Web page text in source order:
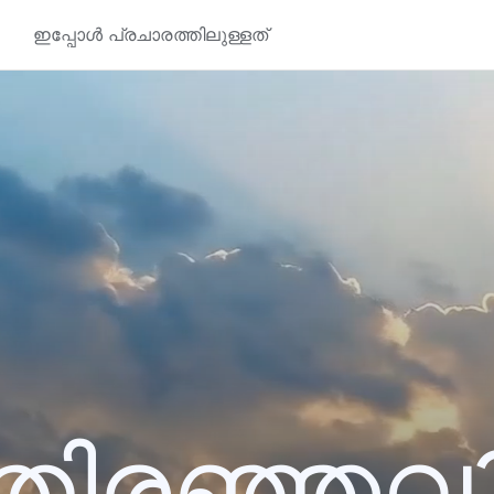
ഇപ്പോൾ പ്രചാരത്തിലുള്ളത്